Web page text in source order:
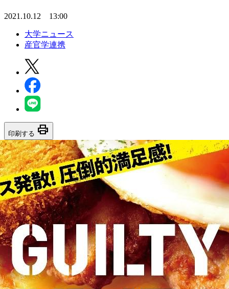
2021.10.12 13:00
大学ニュース
産官学連携
印刷する print